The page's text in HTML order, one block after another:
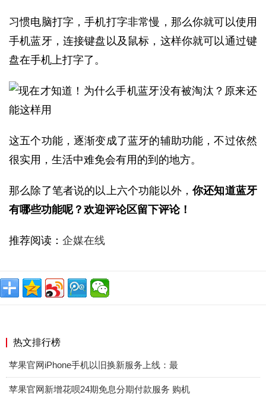
习惯电脑打字，手机打字非常慢，那么你就可以使用
手机蓝牙，连接键盘以及鼠标，这样你就可以通过键
盘在手机上打字了。
这五个功能，逐渐变成了蓝牙的辅助功能，不过依然
很实用，生活中难免会有用的到的地方。
那么除了笔者说的以上六个功能以外，你还知道蓝牙
有哪些功能呢？欢迎评论区留下评论！
推荐阅读： 企媒在线
热文排行榜
苹果官网iPhone手机以旧换新服务上线：最
苹果官网新增花呗24期免息分期付款服务 购机